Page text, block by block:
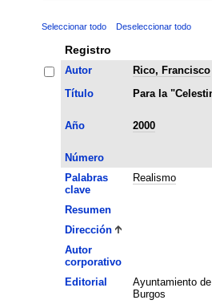
Seleccionar todo Deseleccionar todo
Registro
Autor
Rico, Francisco
Título
Para la
Año
2000
Número
Palabras
clave
Realismo
Resumen
Dirección
Autor
corporativo
Editorial
Ayuntamiento de
Burgos